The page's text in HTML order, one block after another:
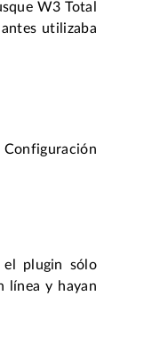
W3 Total
utilizaba
el plugin sólo
línea y hayan